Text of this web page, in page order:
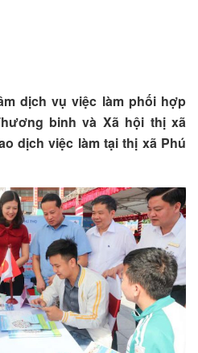
dịch vụ việc làm phối hợp
binh và Xã hội thị xã
dịch việc làm tại thị xã Phú